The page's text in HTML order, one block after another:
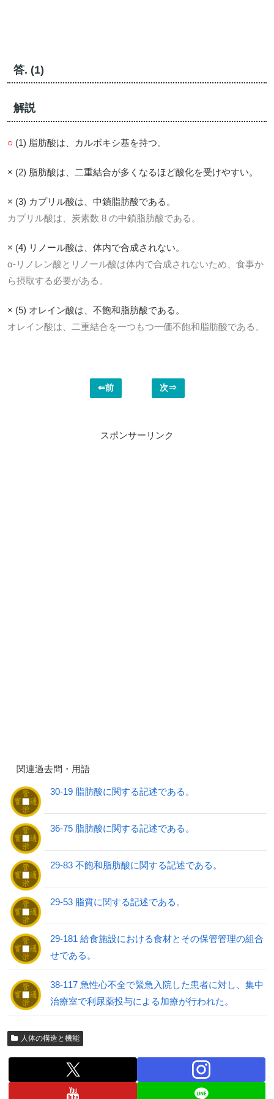
答. (1)
解説
○ (1) 脂肪酸は、カルボキシ基を持つ。
× (2) 脂肪酸は、二重結合が多くなるほど酸化を受けやすい。
× (3) カプリル酸は、中鎖脂肪酸である。
カプリル酸は、炭素数 8 の中鎖脂肪酸である。
× (4) リノール酸は、体内で合成されない。
α-リノレン酸とリノール酸は体内で合成されないため、食事か
ら摂取する必要がある。
× (5) オレイン酸は、不飽和脂肪酸である。
オレイン酸は、二重結合を一つもつ一価不飽和脂肪酸である。
⇐前 次⇒
スポンサーリンク
関連過去問・用語
30-19 脂肪酸に関する記述である。
36-75 脂肪酸に関する記述である。
29-83 不飽和脂肪酸に関する記述である。
29-53 脂質に関する記述である。
29-181 給食施設における食材とその保管管理の組合
せである。
38-117 急性心不全で緊急入院した患者に対し、集中
治療室で利尿薬投与による加療が行われた。
人体の構造と機能